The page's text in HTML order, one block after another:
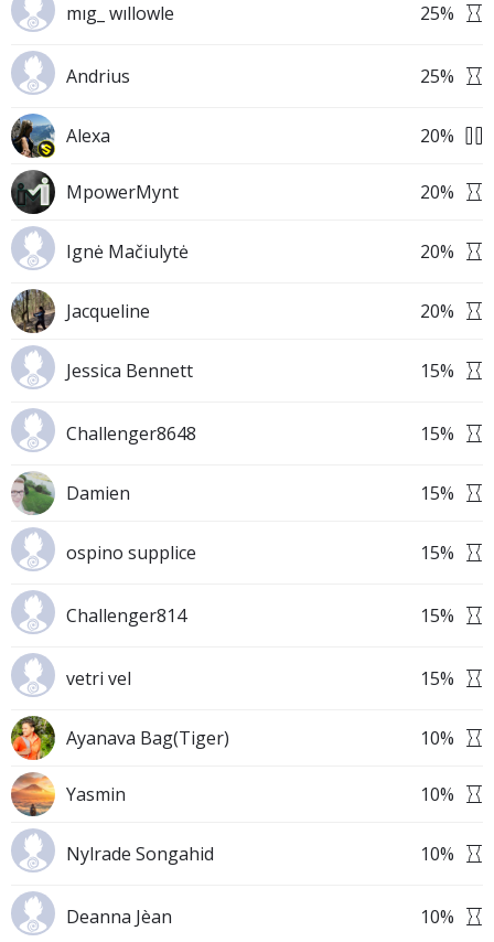
mıg_ wıllowle 25%
Andrius 25%
Alexa 20%
MpowerMynt 20%
Ignė Mačiulytė 20%
Jacqueline 20%
Jessica Bennett 15%
Challenger8648 15%
Damien 15%
ospino supplice 15%
Challenger814 15%
vetri vel 15%
Ayanava Bag(Tiger) 10%
Yasmin 10%
Nylrade Songahid 10%
Deanna Jèan 10%